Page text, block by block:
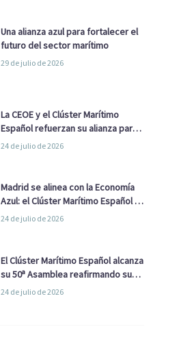
Una alianza azul para fortalecer el
futuro del sector marítimo
29 de julio de 2026
La CEOE y el Clúster Marítimo
Español refuerzan su alianza para
impulsar una estrategia Nacional
24 de julio de 2026
Madrid se alinea con la Economía
Azul: el Clúster Marítimo Español y
la Real Liga Naval avanzan alianzas
24 de julio de 2026
El Clúster Marítimo Español alcanza
su 50ª Asamblea reafirmando su
liderazgo en la Economía Azul
24 de julio de 2026